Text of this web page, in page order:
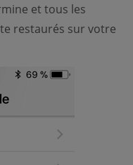
et tous les
restaurés sur votre